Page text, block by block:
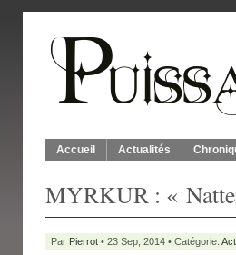
Accueil Actualités
MYRKUR : «
Par Pierrot • 23 Sep, 2014 • Catégorie: